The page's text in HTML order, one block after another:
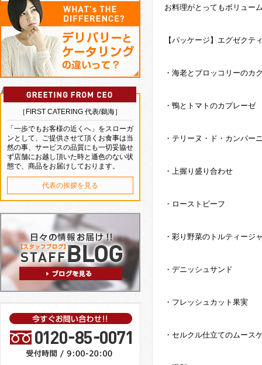
お料理がとってもボリュー
【パッケージ】エグゼクテ
・海老とブロッコリーのカ
・鴨とトマトのカプレーゼ
・テリーヌ・ド・カンパー
・上握り盛り合わせ
・ローストビーフ
・彩り野菜のトルティージ
・デニッシュサンド
・フレッシュカット果実
・セルクル仕立てのムース
［FIRST CATERING 代表/鵜海］
「一歩でもお客様の近くへ」をスローガ
ンとして、ご提供させて頂くお食事は当
然の事、サービスの品質にも一切妥協せ
ず店舗にお越し頂いた時と遜色のない状
態で、商品をお届けしております。
代表の挨拶を見る